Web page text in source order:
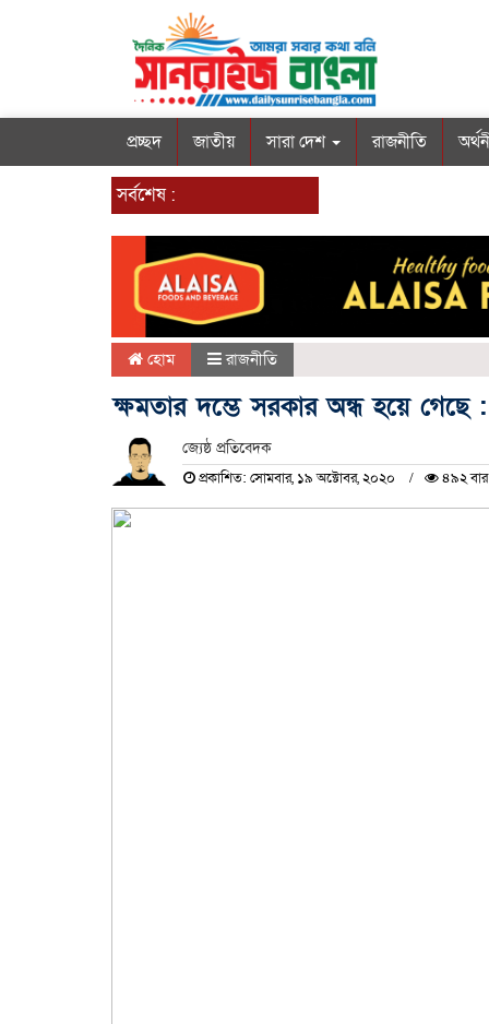
প্রচ্ছদ জাতীয় সারা দেশ রাজনীতি
সর্বশেষ :
হোম রাজনীতি
ক্ষমতার দম্ভে সরকার অন্ধ হয়ে গেছে
জ্যেষ্ঠ প্রতিবেদক
প্রকাশিত: সোমবার, ১৯ অক্টোবর, ২০২০ ৪৯২ বার